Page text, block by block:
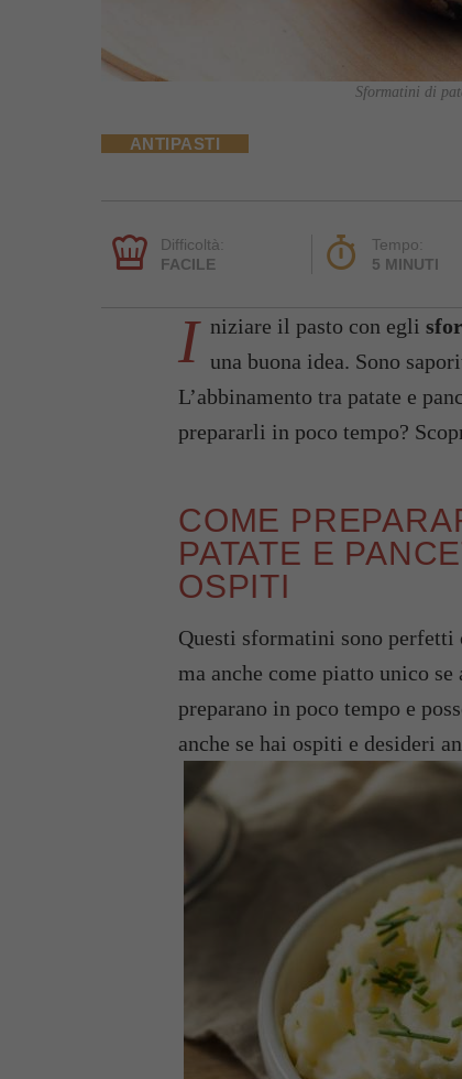
Sformatini di
ANTIPASTI
Difficoltà:
FACILE
Tempo:
5 MINUTI
I niziare il pasto con egli
una buona idea. Sono
L’abbinamento tra patate e
prepararli in poco tempo?
COME
PATATE E
OSPITI
Questi sformatini sono perfetti
ma anche come piatto unico se
preparano in poco tempo e
anche se hai ospiti e desideri